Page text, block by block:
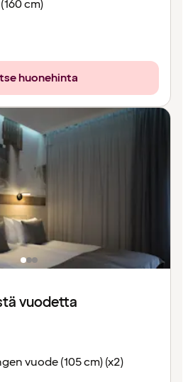
cm)
huonehinta
vuodetta
vuode (105 cm) (x2)